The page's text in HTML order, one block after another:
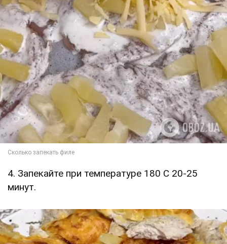
4. Запекайте при температуре 180 С 20-25
минут.